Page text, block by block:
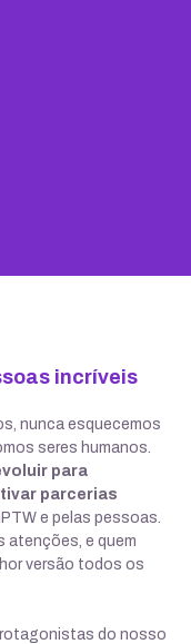
incríveis
nunca esquecemos
seres humanos.
para
parcerias
e pelas pessoas.
e quem
versão todos os
do nosso